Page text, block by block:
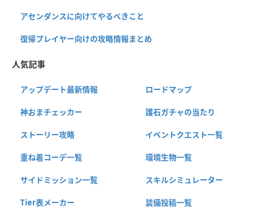
アセンダンスに向けてやるべきこと
復帰プレイヤー向けの攻略情報まとめ
人気記事
アップデート最新情報 ロードマップ
神おまチェッカー 護石ガチャの当たり
ストーリー攻略 イベントクエスト一覧
重ね着コーデ一覧 環境生物一覧
サイドミッション一覧 スキルシミュレーター
Tier表メーカー 装備投稿一覧